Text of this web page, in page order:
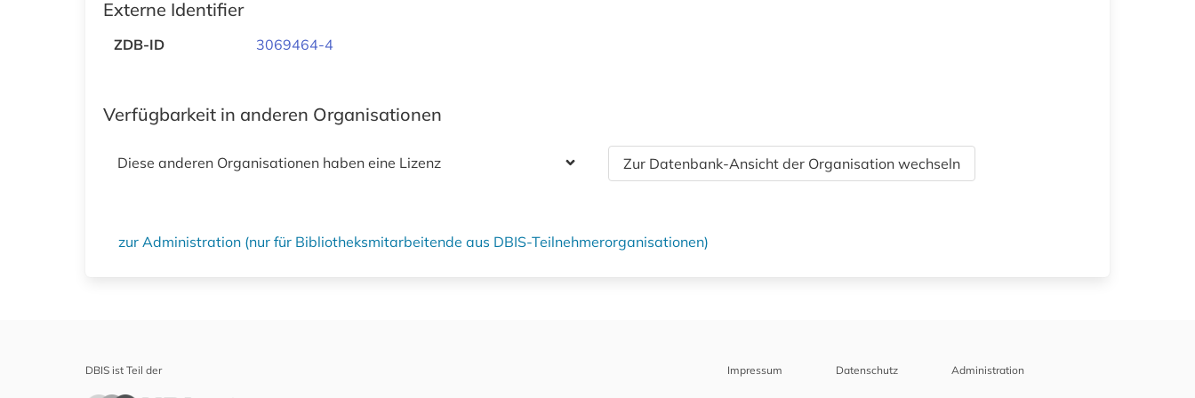
Externe Identifier
ZDB-ID 3069464-4
Verfügbarkeit in anderen Organisationen
Diese anderen Organisationen haben eine Lizenz Zur Datenbank-Ansicht der Organisation wechseln
zur Administration (nur für Bibliotheksmitarbeitende aus DBIS-Teilnehmerorganisationen)
DBIS ist Teil der Impressum Datenschutz Administration